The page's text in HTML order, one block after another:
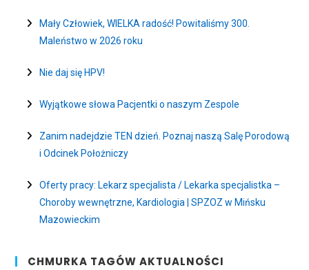
Mały Człowiek, WIELKA radość! Powitaliśmy 300.
Maleństwo w 2026 roku
Nie daj się HPV!
Wyjątkowe słowa Pacjentki o naszym Zespole
Zanim nadejdzie TEN dzień. Poznaj naszą Salę Porodową
i Odcinek Położniczy
Oferty pracy: Lekarz specjalista / Lekarka specjalistka –
Choroby wewnętrzne, Kardiologia | SPZOZ w Mińsku
Mazowieckim
CHMURKA TAGÓW AKTUALNOŚCI